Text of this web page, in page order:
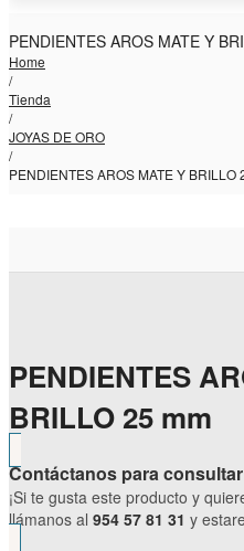
PENDIENTES AROS MATE Y
Home
/
Tienda
/
JOYAS DE ORO
/
PENDIENTES AROS MATE Y BRILLO
PENDIENTES
BRILLO 25 mm
Contáctanos para
¡Si te gusta este producto y
llámanos al 954 57 81 31 y